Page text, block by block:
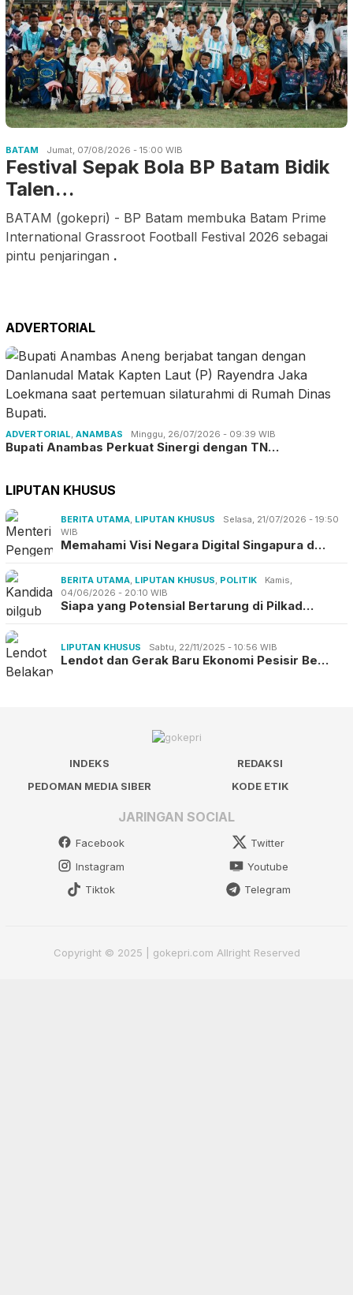
BATAM Jumat, 07/08/2026 - 15:00 WIB
Festival Sepak Bola BP Batam Bidik
Talen…
BATAM (gokepri) - BP Batam membuka Batam Prime
International Grassroot Football Festival 2026 sebagai
pintu penjaringan .
ADVERTORIAL
ADVERTORIAL ANAMBAS Minggu, 26/07/2026 - 09:39 WIB
Bupati Anambas Perkuat Sinergi dengan TN…
LIPUTAN KHUSUS
BERITA UTAMA LIPUTAN KHUSUS
Selasa, 21/07/2026 - 19:50
WIB
Memahami Visi Negara Digital Singapura d…
BERITA UTAMA LIPUTAN KHUSUS POLITIK
Kamis,
04/06/2026 - 20:10 WIB
Siapa yang Potensial Bertarung di Pilkad…
LIPUTAN KHUSUS Sabtu, 22/11/2025 - 10:56 WIB
Lendot dan Gerak Baru Ekonomi Pesisir Be…
INDEKS
REDAKSI
PEDOMAN MEDIA SIBER
KODE ETIK
JARINGAN SOCIAL
Facebook
Twitter
Instagram
Youtube
Tiktok
Telegram
Copyright © 2025 | gokepri.com Allright Reserved